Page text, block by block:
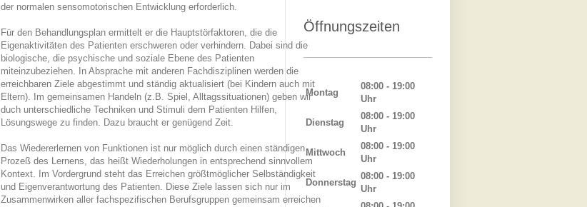
der normalen sensomotorischen Entwicklung erforderlich.
Für den Behandlungsplan ermittelt er die Hauptstörfaktoren, die die
Eigenaktivitäten des Patienten erschweren oder verhindern. Dabei sind die
biologische, die psychische und soziale Ebene des Patienten
miteinzubeziehen. In Absprache mit anderen Fachdisziplinen werden die
erreichbaren Ziele abgestimmt und ständig aktualisiert (bei Kindern auch mit
Eltern). Im gemeinsamen Handeln (z.B. Spiel, Alltagssituationen) geben wir
duch unterschiedliche Techniken und Stimuli dem Patienten Hilfen,
Lösungswege zu finden. Dazu braucht er genügend Zeit.
Das Wiedererlernen von Funktionen ist nur möglich durch einen ständigen
Prozeß des Lernens, das heißt Wiederholungen in entsprechend sinnvollem
Kontext. Im Vordergrund steht das Erreichen größtmöglicher Selbständigkeit
und Eigenverantwortung des Patienten. Diese Ziele lassen sich nur im
Zusammenwirken aller fachspezifischen Berufsgruppen gemeinsam erreichen
Öffnungszeiten
Montag
08:00 - 19:00
Uhr
Dienstag
08:00 - 19:00
Uhr
Mittwoch
08:00 - 19:00
Uhr
Donnerstag
08:00 - 19:00
Uhr